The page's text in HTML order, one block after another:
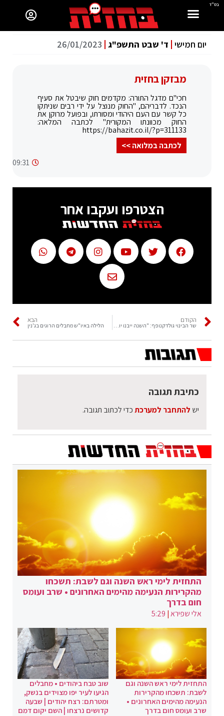
בס"ד
יום חמישי ד' שבט התשפ"ג 26/01/2023
מבזקן בחזית
חכי"ם מדגל התורה: מקדמים חוק שיבטל את סעיף
הנכד. לדבריהם, "החוק מנוצל על ידי רבים שניתקו
כל קשר עם העם היהודי ומסורתו, ובפועל מרוקן את
החוק מכוונתו המקורית" לכתבה המלאה:
https://bahazit.co.il/?p=311133
לכתבה במלואה >>
09:31
הצטרפו ועקבו אחר
הקודם הבא
הלילה באיו"ש מחבלים הרוגים בג'נין
כתיבת תגובה
יש להתחבר למערכתכדי לכתוב תגובה.
התחזית לימי ראש השנה וגם לשבת: תשכחו
מהקרירות הנעימה מהימים האחרונים • שרב ועומס
חום בדרך
אלי שפירא|
5:29
התחזית לימי ראש השנה וגם
לשבת: תשכחו מהקרירות
הנעימה מהימים האחרונים •
שרב ועומס חום בדרך
שוב טבח ביהודים • מחבלים
הגיעו לעיר יפו מצוידים בנשק,
ומטרתם: רצח יהודים | שבעה
קדושים נרצחו | השם יקום דמם